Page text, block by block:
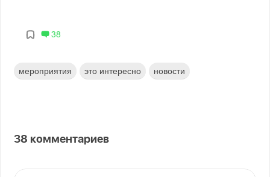
38
мероприятия это интересно новости
38 комментариев